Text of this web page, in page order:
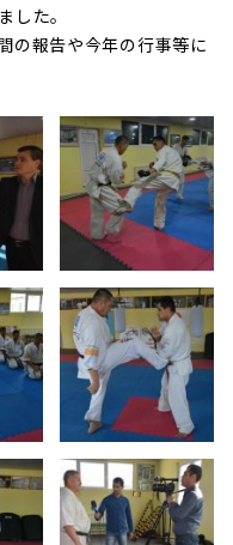
した。
の報告や今年の行事等に